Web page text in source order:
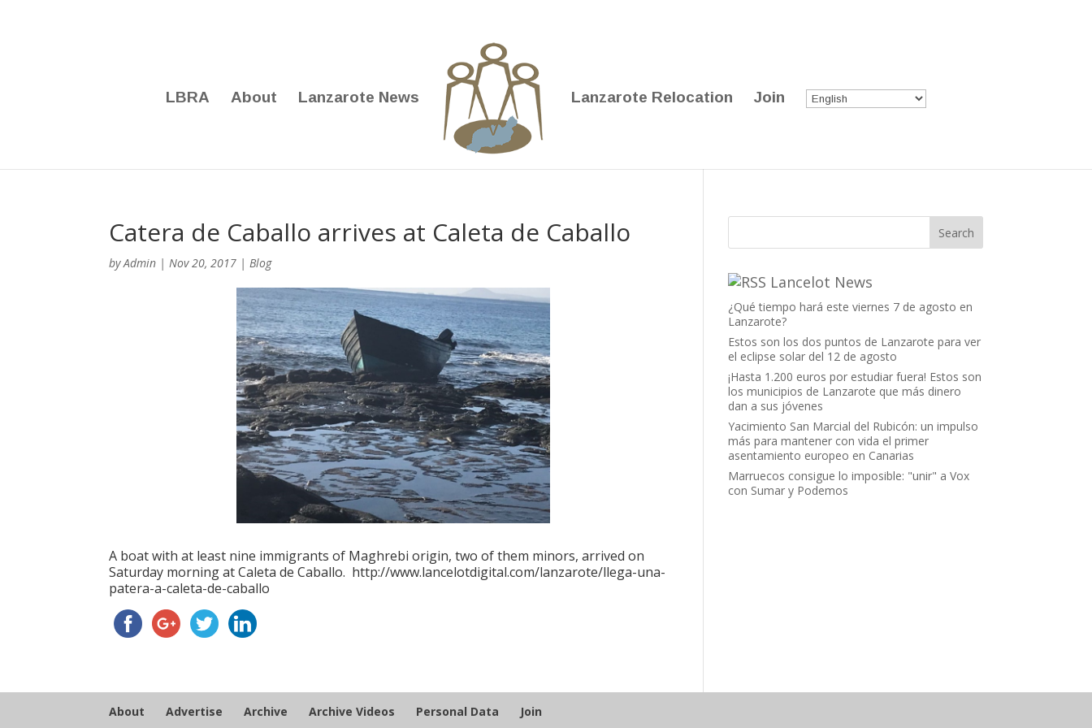
LBRA About Lanzarote News Lanzarote Relocation Join
Catera de Caballo arrives at Caleta de Caballo
byAdmin |Nov 20, 2017 |Blog
A boat with at least nine immigrants of Maghrebi origin, two of them minors, arrived on
Saturday morning at Caleta de Caballo. http://www.lancelotdigital.com/lanzarote/llega-una-
patera-a-caleta-de-caballo
Lancelot News
¿Qué tiempo hará este viernes 7 de agosto en
Lanzarote?
Estos son los dos puntos de Lanzarote para ver
el eclipse solar del 12 de agosto
¡Hasta 1.200 euros por estudiar fuera! Estos son
los municipios de Lanzarote que más dinero
dan a sus jóvenes
Yacimiento San Marcial del Rubicón: un impulso
más para mantener con vida el primer
asentamiento europeo en Canarias
Marruecos consigue lo imposible: "unir" a Vox
con Sumar y Podemos
About Advertise Archive Archive Videos Personal Data Join